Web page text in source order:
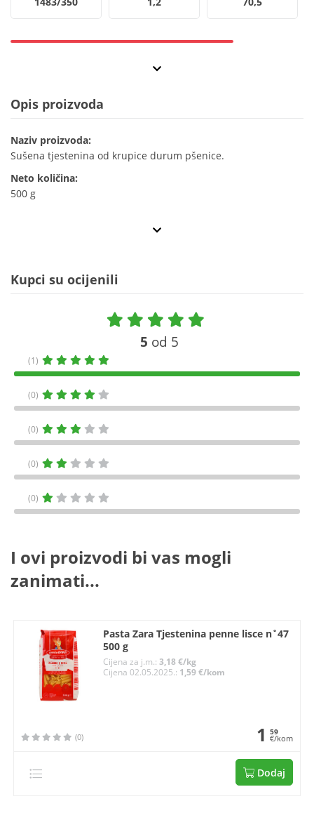
Opis proizvoda
Naziv proizvoda:
Sušena tjestenina od krupice durum pšenice.
Neto količina:
500 g
Kupci su ocijenili
5 od 5
(1)
(0)
(0)
(0)
(0)
I ovi proizvodi bi vas mogli
zanimati...
Pasta Zara Tjestenina penne lisce n˚47
500 g
Cijena za j.m.: 3,18 €/kg
Cijena 02.05.2025.: 1,59 €/kom
(0) 1 59
€/kom
Dodaj